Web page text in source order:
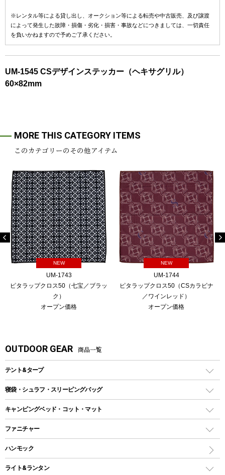
※レンタル等による貸し出し、オークション等による転売や中古販売、及び譲渡
によって発生した故障・損傷・劣化・損害・事故などにつきましては、一切責任
を負いかねますので予めご了承ください。
UM-1545 CSデザインステッカー（ヘキサグリル）
60×82mm
MORE THIS CATEGORY ITEMS
このカテゴリーのその他アイテム
NEW
UM-1743
ピタラップクロス50（七宝／ブラッ
ク）
オープン価格
NEW
UM-1744
ピタラップクロス50（CSカラビナ
／ワインレッド）
オープン価格
OUTDOOR GEAR 商品一覧
テント&タープ
テント
ツールームテント
ワンポールテント
シェルターテント
寝袋・シュラフ・スリーピングバッグ
レクタングラー型（封筒型）シュラフ
インナーシュラフ
キャンピングベッド・コット・マット
キャンピングベッド・コット
インフレータブルマット
ファニチャー
アウトドアテーブル
ハンモック
ライト&ランタン